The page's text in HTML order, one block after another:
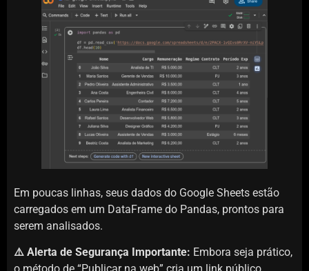
Em poucas linhas, seus dados do Google Sheets estão
carregados em um DataFrame do Pandas, prontos para
serem analisados.
⚠️ Alerta de Segurança Importante: Embora seja prático,